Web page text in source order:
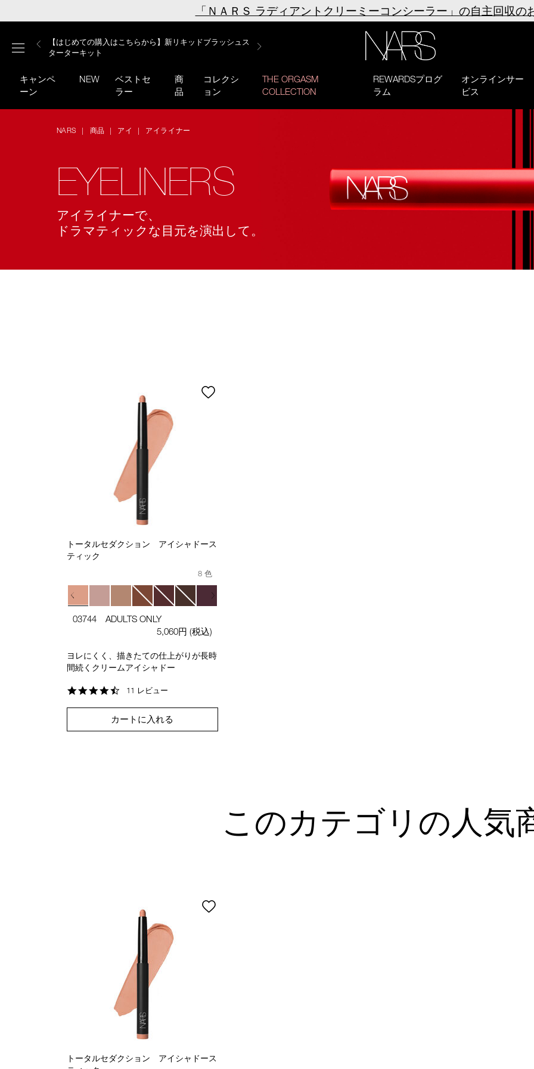
content
「ＮＡＲＳ ラディアントクリーミーコンシーラー」の自主回収の
メニュー
【ミニパフプレゼント】新リキッドブラッシュご購入でプ
レゼント
【はじめての購入はこちらから】新リキッドブラッシュス
ターターキット
【サンプル＆ヘアピン付】オイルクレンジングキット
【ギフトショッパープレゼント】カラーアイテムをあの人
へのプレゼントに
【ポーチ＆ブラッシュプレゼント】ORGASM CAMPAIGN
キャンペ
ーン
NEW
ベストセ
ラー
商
品
コレクシ
ョン
THE ORGASM
COLLECTION
REWARDSプログ
ラム
オンラインサー
ビス
EYELINERS
アイライナーで、
ドラマティックな目元を演出して。
NARS 商品 アイ アイライナー
トータルセダクション アイシャドース
ティック
8 色
03744 ADULTS ONLY
5,060円(税込)
ヨレにくく、描きたての仕上がりが長時
間続くクリームアイシャドー
4.5
rating
11 レビュー
カートに入れる
このカテゴリの人気
トータルセダクション アイシャドース